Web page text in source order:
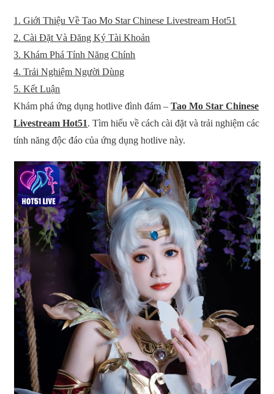
1. Giới Thiệu Về Tao Mo Star Chinese Livestream Hot51
2. Cài Đặt Và Đăng Ký Tài Khoản
3. Khám Phá Tính Năng Chính
4. Trải Nghiệm Người Dùng
5. Kết Luận
Khám phá ứng dụng hotlive đình đám –Tao Mo Star Chinese
Livestream Hot51. Tìm hiểu về cách cài đặt và trải nghiệm các
tính năng độc đáo của ứng dụng hotlive này.